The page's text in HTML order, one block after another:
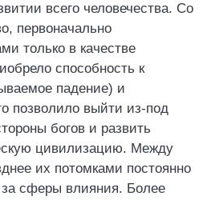
всего человечества. Со
первоначально
только в качестве
способность к
падение) и
позволило выйти из-под
богов и развить
цивилизацию. Между
их потомками постоянно
сферы влияния. Более